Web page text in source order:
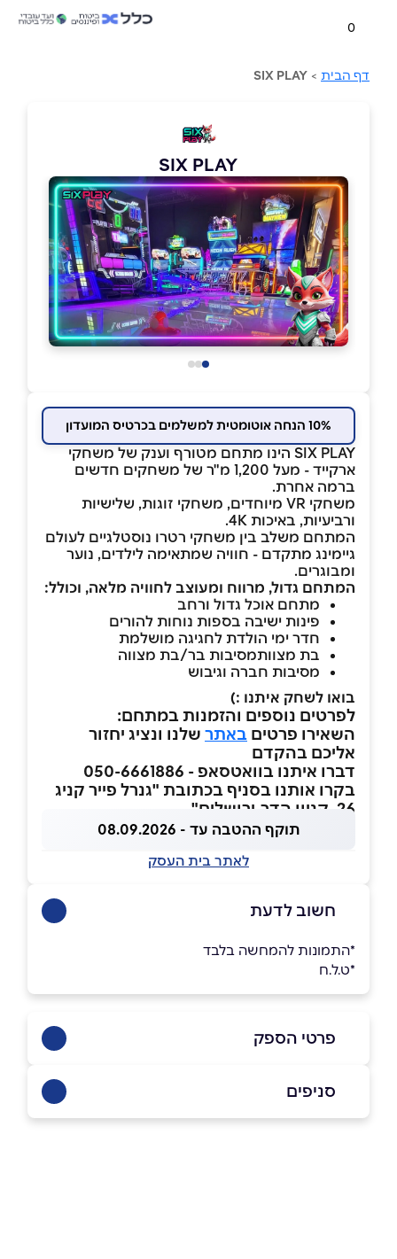
0
דף הבית >
SIX PLAY
SIX PLAY
10% הנחה אוטומטית למשלמים בכרטיס המועדון
SIX PLAY הינו מתחם מטורף וענק של משחקי
ארקייד - מעל 1,200 מ"ר של משחקים חדשים
ברמה אחרת.
משחקי VR מיוחדים, משחקי זוגות, שלישיות
ורביעיות, באיכות 4K.
המתחם משלב בין משחקי רטרו נוסטלגיים לעולם
גיימינג מתקדם - חוויה שמתאימה לילדים, נוער
ומבוגרים.
המתחם גדול, מרווח ומעוצב לחוויה מלאה, וכולל:
מתחם אוכל גדול ורחב
פינות ישיבה בספות נוחות להורים
חדר ימי הולדת לחגיגה מושלמת
בת מצוותמסיבות בר/בת מצווה
מסיבות חברה וגיבוש
בואו לשחק איתנו :)
לפרטים נוספים והזמנות במתחם:
השאירו פרטים באתר שלנו ונציג יחזור
אליכם בהקדם
דברו איתנו בוואטסאפ - 050-6661886
בקרו אותנו בסניף בכתובת "גנרל פייר קניג
26, קניון הדר, ירושלים"
תוקף ההטבה עד - 08.09.2026
לאתר בית העסק
חשוב לדעת
ָ*התמונות להמחשה בלבד
*ט.ל.ח
פרטי הספק
באתר בפייסבוק
באינסטגרם
סניפים